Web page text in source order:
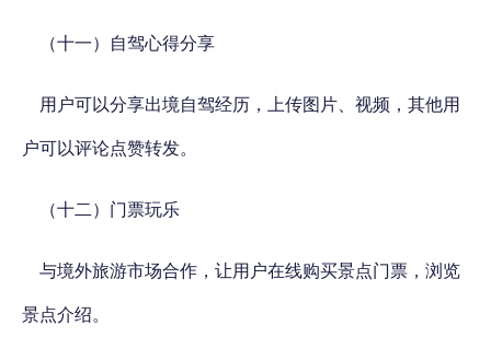
（十一）自驾心得分享
用户可以分享出境自驾经历，上传图片、视频，其他用
户可以评论点赞转发。
（十二）门票玩乐
与境外旅游市场合作，让用户在线购买景点门票，浏览
景点介绍。